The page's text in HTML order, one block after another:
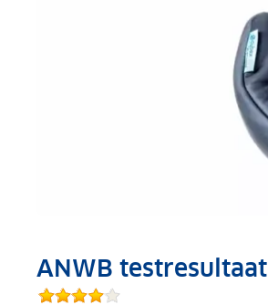
ANWB testresultaat